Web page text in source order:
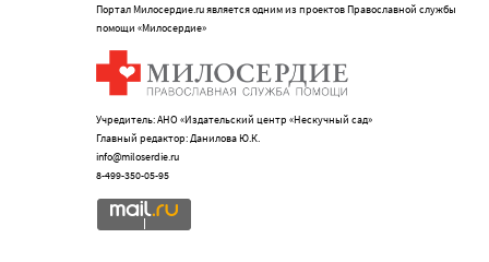
Портал Милосердие.ru является одним из проектов Православной службы
помощи «Милосердие»
Учредитель: АНО «Издательский центр «Нескучный сад»
Главный редактор: Данилова Ю.К.
info@miloserdie.ru
8-499-350-05-95